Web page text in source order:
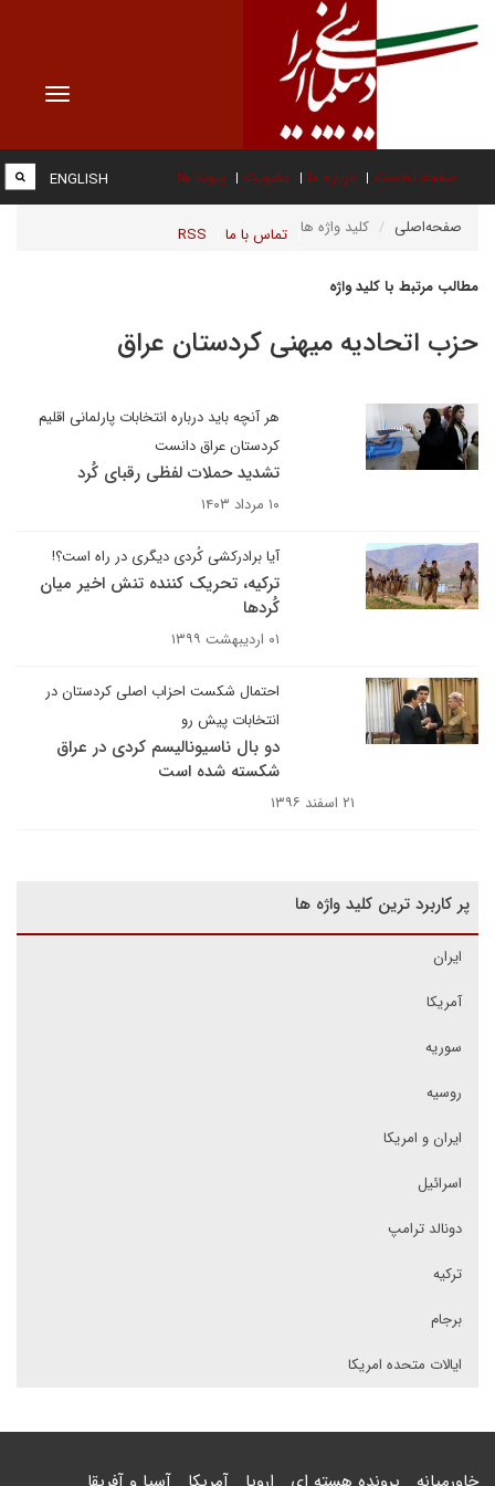
Toggle
صفحه نخست درباره ما عضویت پیوند ها
تماس با ما RSS
ENGLISH
صفحه‌اصلی کلید واژه ها
مطالب مرتبط با کلید واژه
حزب اتحادیه میهنی کردستان عراق
هر آنچه باید درباره انتخابات پارلمانی اقلیم
کردستان عراق دانست
تشدید حملات لفظی رقبای کُرد
۱۰ مرداد ۱۴۰۳
آیا برادرکشی کُردی دیگری در راه است؟!
ترکیه، تحریک کننده تنش اخیر میان
کُردها
۰۱ اردیبهشت ۱۳۹۹
احتمال شکست احزاب اصلی کردستان در
انتخابات پیش رو
دو بال ناسیونالیسم کردی در عراق
شکسته شده است
۲۱ اسفند ۱۳۹۶
پر کاربرد ترین کلید واژه ها
ایران
آمریکا
سوریه
روسیه
ایران و امریکا
اسرائیل
دونالد ترامپ
ترکیه
برجام
ایالات متحده امریکا